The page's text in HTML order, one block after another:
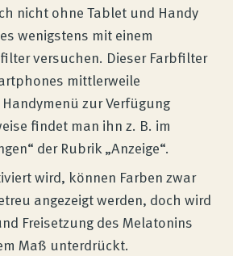
nicht ohne Tablet und Handy
wenigstens mit einem
versuchen. Dieser Farbfilter
mittlerweile
zur Verfügung
findet man ihn z. B. im
der Rubrik „Anzeige“.
wird, können Farben zwar
angezeigt werden, doch wird
Freisetzung des Melatonins
Maß unterdrückt.